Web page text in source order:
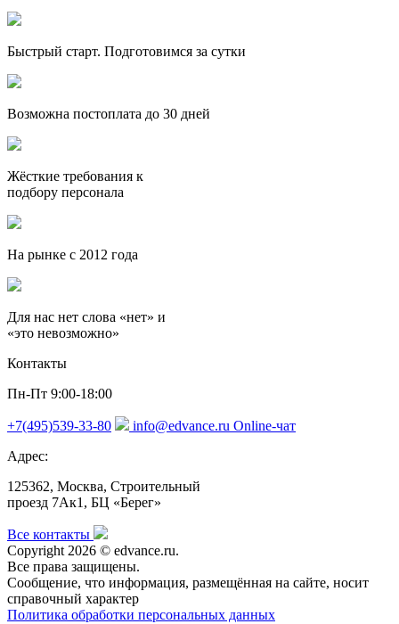
Быстрый старт. Подготовимся за сутки
Возможна постоплата до 30 дней
Жёсткие требования к
подбору персонала
На рынке с 2012 года
Для нас нет слова «нет» и
«это невозможно»
Контакты
Пн-Пт 9:00-18:00
+7(495)539-33-80 info@edvance.ru Online-чат
Адрес:
125362, Москва, Строительный
проезд 7Ак1, БЦ «Берег»
Все контакты
Copyright 2026 © edvance.ru.
Все права защищены.
Сообщение, что информация, размещённая на сайте, носит
справочный характер
Политика обработки персональных данных